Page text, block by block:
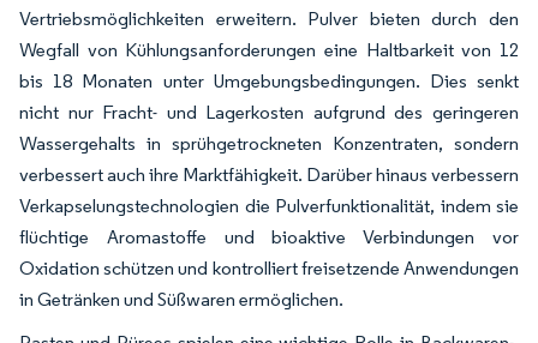
Vertriebsmöglichkeiten erweitern. Pulver bieten durch den
Wegfall von Kühlungsanforderungen eine Haltbarkeit von 12
bis 18 Monaten unter Umgebungsbedingungen. Dies senkt
nicht nur Fracht- und Lagerkosten aufgrund des geringeren
Wassergehalts in sprühgetrockneten Konzentraten, sondern
verbessert auch ihre Marktfähigkeit. Darüber hinaus verbessern
Verkapselungstechnologien die Pulverfunktionalität, indem sie
flüchtige Aromastoffe und bioaktive Verbindungen vor
Oxidation schützen und kontrolliert freisetzende Anwendungen
in Getränken und Süßwaren ermöglichen.